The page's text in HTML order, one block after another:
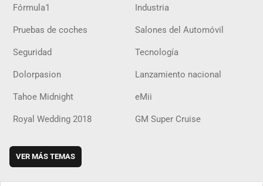
Fórmula1 Industria
Pruebas de coches Salones del Automóvil
Seguridad Tecnología
Dolorpasion Lanzamiento nacional
Tahoe Midnight eMii
Royal Wedding 2018 GM Super Cruise
VER MÁS TEMAS